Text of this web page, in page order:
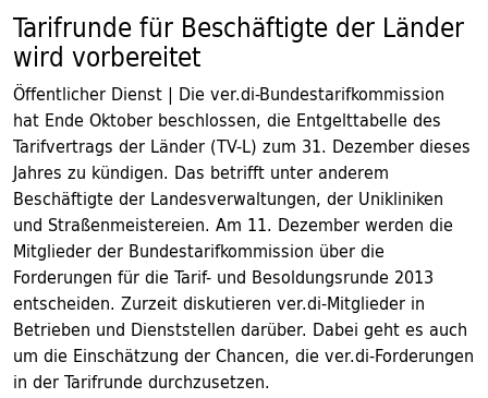
Tarifrunde für Beschäftigte der Länder
wird vorbereitet
Öffentlicher Dienst | Die ver.di-Bundestarifkommission
hat Ende Oktober beschlossen, die Entgelttabelle des
Tarifvertrags der Länder (TV-L) zum 31. Dezember dieses
Jahres zu kündigen. Das betrifft unter anderem
Beschäftigte der Landesverwaltungen, der Unikliniken
und Straßenmeistereien. Am 11. Dezember werden die
Mitglieder der Bundestarifkommission über die
Forderungen für die Tarif- und Besoldungsrunde 2013
entscheiden. Zurzeit diskutieren ver.di-Mitglieder in
Betrieben und Dienststellen darüber. Dabei geht es auch
um die Einschätzung der Chancen, die ver.di-Forderungen
in der Tarifrunde durchzusetzen.